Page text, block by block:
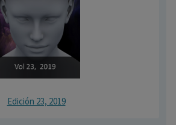
Edición 23, 2019